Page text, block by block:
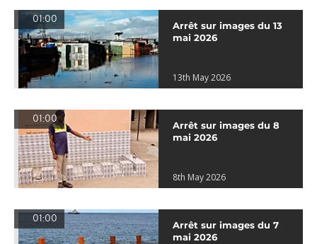
01:00
Arrêt sur images du 13
mai 2026
13th May 2026
01:00
Arrêt sur images du 8
mai 2026
8th May 2026
01:00
Arrêt sur images du 7
mai 2026